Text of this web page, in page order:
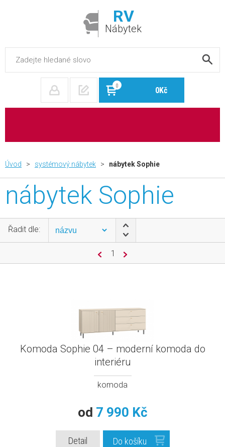
RV
Nábytek
0 0Kč
Úvod > systémový nábytek > nábytek Sophie
nábytek Sophie
Řadit dle:
1
Komoda Sophie 04 – moderní komoda do
interiéru
komoda
od 7 990 Kč
Detail Do košíku